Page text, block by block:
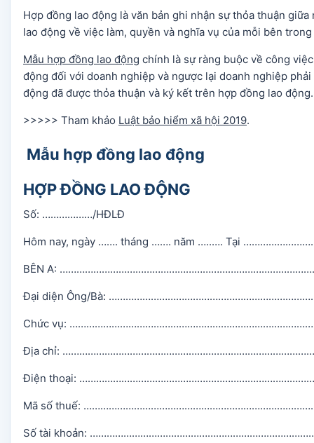
Hợp đồng lao động là văn bản ghi nhận sự thỏa thuận
lao động về việc làm, quyền và nghĩa vụ của mỗi bên
Mẫu hợp đồng lao động chính là sự ràng buộc về công
động đối với doanh nghiệp và ngược lại doanh nghiệp
động đã được thỏa thuận và ký kết trên hợp đồng lao động.
>>>>> Tham khảo Luật bảo hiểm xã hội 2019.
Mẫu hợp đồng lao động
HỢP ĐỒNG LAO ĐỘNG
Số: ………………/HĐLĐ
Hôm nay, ngày ……. tháng ……. năm …..…. Tại
BÊN A:
Đại diện Ông/Bà:
Chức vụ:
Địa chỉ:
Điện thoại:
Mã số thuế:
Số tài khoản: